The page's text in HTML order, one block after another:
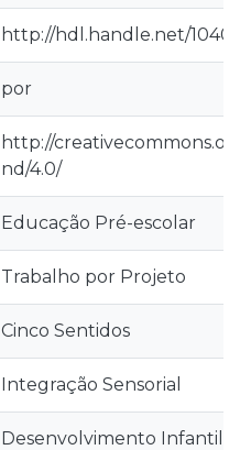
http://hdl.handle.net/
por
http://
nd/4.0/
Educação Pré-escolar
Trabalho por Projeto
Cinco Sentidos
Integração Sensorial
Desenvolvimento Infantil